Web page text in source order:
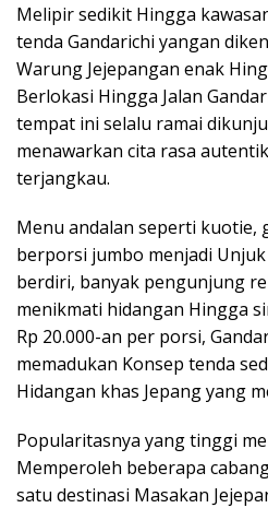
Melipir sedikit Hingga
tenda Gandarichi yangan
Warung Jejepangan enak
Berlokasi Hingga Jalan
tempat ini selalu ramai
menawarkan cita rasa
terjangkau.
Menu andalan seperti kuotie,
berporsi jumbo menjadi
berdiri, banyak pengunjung
menikmati hidangan Hingga
Rp 20.000-an per porsi,
memadukan Konsep tenda
Hidangan khas Jepang yang
Popularitasnya yang tinggi
Memperoleh beberapa
satu destinasi Masakan